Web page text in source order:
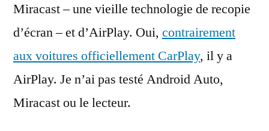
Miracast – une vieille technologie de recopie
d’écran – et d’AirPlay. Oui, contrairement
aux voitures officiellement CarPlay, il y a
AirPlay. Je n’ai pas testé Android Auto,
Miracast ou le lecteur.